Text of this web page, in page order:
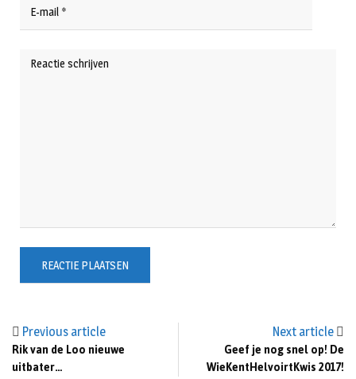
Previous article
Rik van de Loo nieuwe
uitbater…
Next article
Geef je nog snel op! De
WieKentHelvoirtKwis 2017!